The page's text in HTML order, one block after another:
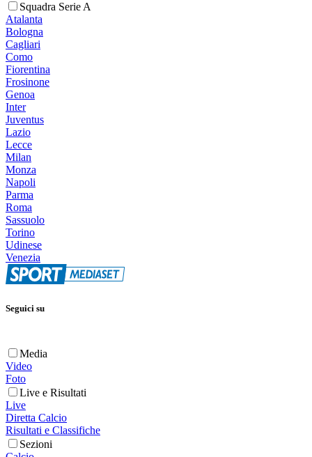
Squadra Serie A
Atalanta
Bologna
Cagliari
Como
Fiorentina
Frosinone
Genoa
Inter
Juventus
Lazio
Lecce
Milan
Monza
Napoli
Parma
Roma
Sassuolo
Torino
Udinese
Venezia
Seguici su
Media
Video
Foto
Live e Risultati
Live
Diretta Calcio
Risultati e Classifiche
Sezioni